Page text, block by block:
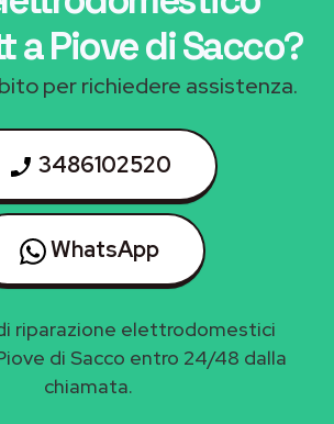
a Piove di Sacco?
per richiedere assistenza.
3486102520
WhatsApp
riparazione elettrodomestici
di Sacco entro 24/48 dalla
chiamata.